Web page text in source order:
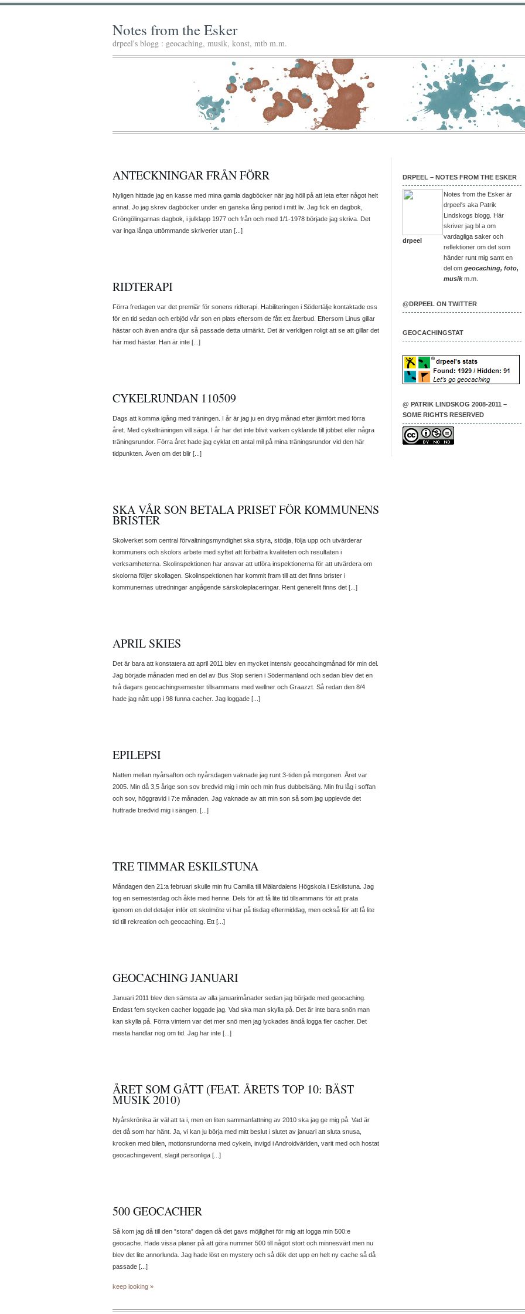
Notes from the Esker
drpeel's blogg : geocaching, musik, konst, mtb m.m.
ANTECKNINGAR FRÅN FÖRR
Nyligen hittade jag en kasse med mina gamla dagböcker när jag höll på att leta efter något helt
annat. Jo jag skrev dagböcker under en ganska lång period i mitt liv. Jag fick en dagbok,
Gröngölingarnas dagbok, i julklapp 1977 och från och med 1/1-1978 började jag skriva. Det
var inga långa uttömmande skriverier utan [...]
RIDTERAPI
Förra fredagen var det premiär för sonens ridterapi. Habiliteringen i Södertälje kontaktade oss
för en tid sedan och erbjöd vår son en plats eftersom de fått ett återbud. Eftersom Linus gillar
hästar och även andra djur så passade detta utmärkt. Det är verkligen roligt att se att gillar det
här med hästar. Han är inte [...]
CYKELRUNDAN 110509
Dags att komma igång med träningen. I år är jag ju en dryg månad efter jämfört med förra
året. Med cykelträningen vill säga. I år har det inte blivit varken cyklande till jobbet eller några
träningsrundor. Förra året hade jag cyklat ett antal mil på mina träningsrundor vid den här
tidpunkten. Även om det blir [...]
SKA VÅR SON BETALA PRISET FÖR KOMMUNENS
BRISTER
Skolverket som central förvaltningsmyndighet ska styra, stödja, följa upp och utvärderar
kommuners och skolors arbete med syftet att förbättra kvaliteten och resultaten i
verksamheterna. Skolinspektionen har ansvar att utföra inspektionerna för att utvärdera om
skolorna följer skollagen. Skolinspektionen har kommit fram till att det finns brister i
kommunernas utredningar angågende särskoleplaceringar. Rent generellt finns det [...]
APRIL SKIES
Det är bara att konstatera att april 2011 blev en mycket intensiv geocahcingmånad för min del.
Jag började månaden med en del av Bus Stop serien i Södermanland och sedan blev det en
två dagars geocachingsemester tillsammans med wellner och Graazzt. Så redan den 8/4
hade jag nått upp i 98 funna cacher. Jag loggade [...]
EPILEPSI
Natten mellan nyårsafton och nyårsdagen vaknade jag runt 3-tiden på morgonen. Året var
2005. Min då 3,5 årige son sov bredvid mig i min och min frus dubbelsäng. Min fru låg i soffan
och sov, höggravid i 7:e månaden. Jag vaknade av att min son så som jag upplevde det
huttrade bredvid mig i sängen. [...]
TRE TIMMAR ESKILSTUNA
Måndagen den 21:a februari skulle min fru Camilla till Mälardalens Högskola i Eskilstuna. Jag
tog en semesterdag och åkte med henne. Dels för att få lite tid tillsammans för att prata
igenom en del detaljer inför ett skolmöte vi har på tisdag eftermiddag, men också för att få lite
tid till rekreation och geocaching. Ett [...]
GEOCACHING JANUARI
Januari 2011 blev den sämsta av alla januarimånader sedan jag började med geocaching.
Endast fem stycken cacher loggade jag. Vad ska man skylla på. Det är inte bara snön man
kan skylla på. Förra vintern var det mer snö men jag lyckades ändå logga fler cacher. Det
mesta handlar nog om tid. Jag har inte [...]
ÅRET SOM GÅTT (FEAT. ÅRETS TOP 10: BÄST
MUSIK 2010)
Nyårskrönika är väl att ta i, men en liten sammanfattning av 2010 ska jag ge mig på. Vad är
det då som har hänt. Ja, vi kan ju börja med mitt beslut i slutet av januari att sluta snusa,
krocken med bilen, motionsrundorna med cykeln, invigd i Androidvärlden, varit med och hostat
geocachingevent, slagit personliga [...]
500 GEOCACHER
Så kom jag då till den ”stora” dagen då det gavs möjlighet för mig att logga min 500:e
geocache. Hade vissa planer på att göra nummer 500 till något stort och minnesvärt men nu
blev det lite annorlunda. Jag hade löst en mystery och så dök det upp en helt ny cache så då
passade [...]
keep looking »
DRPEEL – NOTES FROM THE ESKER
drpeel
Notes from the Esker är
drpeel's aka Patrik
Lindskogs blogg. Här
skriver jag bl a om
vardagliga saker och
reflektioner om det som
händer runt mig samt en
del om geocaching, foto,
musikm.m.
@DRPEEL ON TWITTER
GEOCACHINGSTAT
@ PATRIK LINDSKOG 2008-2011 –
SOME RIGHTS RESERVED